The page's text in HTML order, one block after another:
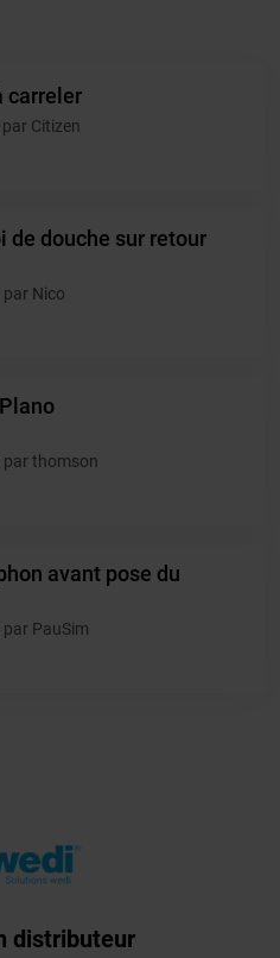
carreler
Citizen
de douche sur retour
Nico
thomson
avant pose du
PauSim
distributeur